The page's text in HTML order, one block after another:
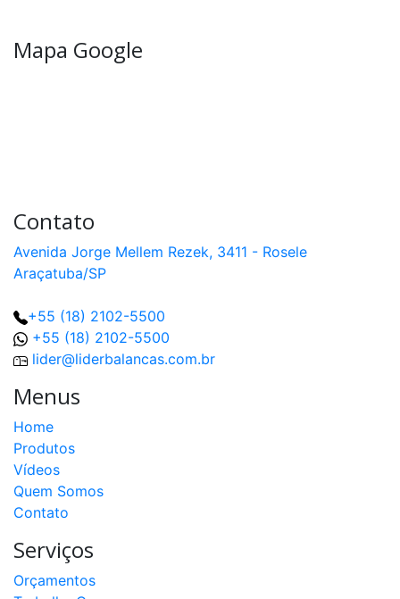
Mapa Google
Contato
Avenida Jorge Mellem Rezek, 3411 - Rosele
Araçatuba/SP
+55 (18) 2102-5500
+55 (18) 2102-5500
lider@liderbalancas.com.br
Menus
Home
Produtos
Vídeos
Quem Somos
Contato
Serviços
Orçamentos